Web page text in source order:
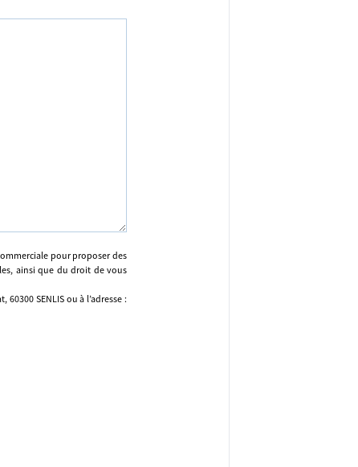
pour proposer des
ainsi que du droit de vous
SENLIS ou à l’adresse :